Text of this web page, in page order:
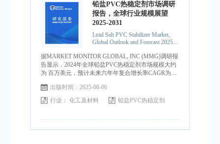
铅盐PVC热稳定剂市场调研
报告，全球行业规模展望
2025-2031
Lead Salt PVC Stabilizer Market,
Global Outlook and Forecast 2025-
据MARKET MONITOR GLOBAL, INC (MMG)调研报
告显示，2024年全球铅盐PVC热稳定剂市场规模大约
为 百万美元，预计未来六年年复合增长率CAGR为
出版时间：2025-08-06
行业：化工及材料 铅盐PVC热稳定剂